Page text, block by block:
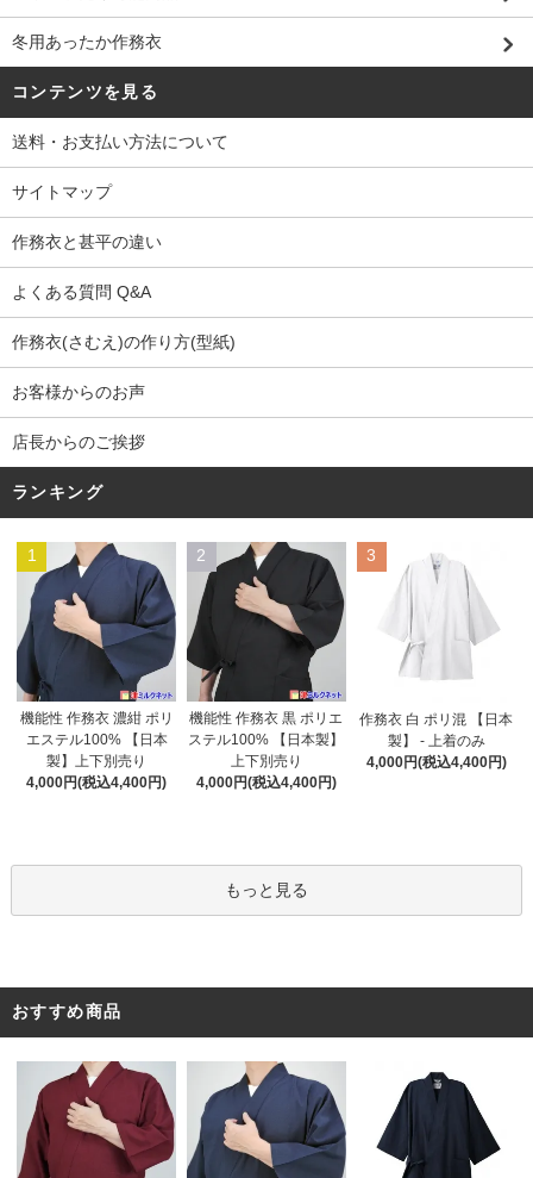
冬用あったか作務衣
コンテンツを見る
送料・お支払い方法について
サイトマップ
作務衣と甚平の違い
よくある質問 Q&A
作務衣(さむえ)の作り方(型紙)
お客様からのお声
店長からのご挨拶
ランキング
1
機能性 作務衣 濃紺 ポリ
エステル100% 【日本
製】上下別売り
4,000円(税込4,400円)
2
機能性 作務衣 黒 ポリエ
ステル100% 【日本製】
上下別売り
4,000円(税込4,400円)
3
作務衣 白 ポリ混 【日本
製】 - 上着のみ
4,000円(税込4,400円)
もっと見る
おすすめ商品